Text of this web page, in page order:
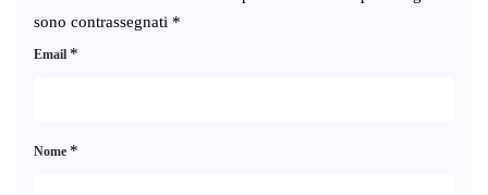
sono contrassegnati *
Nome *
Email *